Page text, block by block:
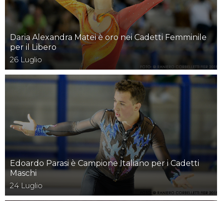
Daria Alexandra Matei è oro nei Cadetti Femminile
per il Libero
26 Luglio
Edoardo Parasi è Campione Italiano per i Cadetti
Maschi
24 Luglio